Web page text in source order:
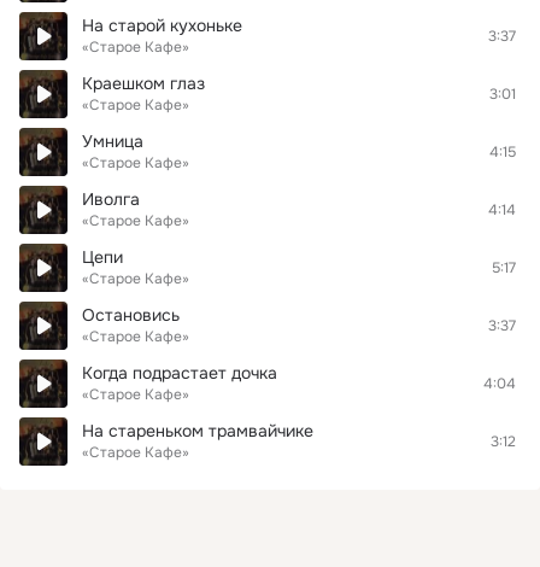
На старой кухоньке
«Старое Кафе»
3:37
Краешком глаз
«Старое Кафе»
3:01
Умница
«Старое Кафе»
4:15
Иволга
«Старое Кафе»
4:14
Цепи
«Старое Кафе»
5:17
Остановись
«Старое Кафе»
3:37
Когда подрастает дочка
«Старое Кафе»
4:04
На стареньком трамвайчике
«Старое Кафе»
3:12